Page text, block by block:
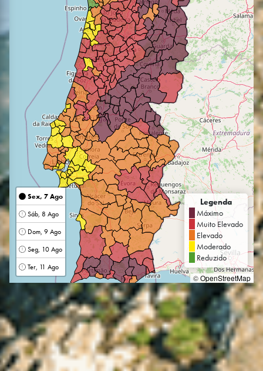
Sex, 7 Ago
Sáb, 8 Ago
Dom, 9 Ago
Seg, 10 Ago
Ter, 11 Ago
Legenda
Máximo
Muito Elevado
Elevado
Moderado
Reduzido
©OpenStreetMap
Concelho
-
Data
-